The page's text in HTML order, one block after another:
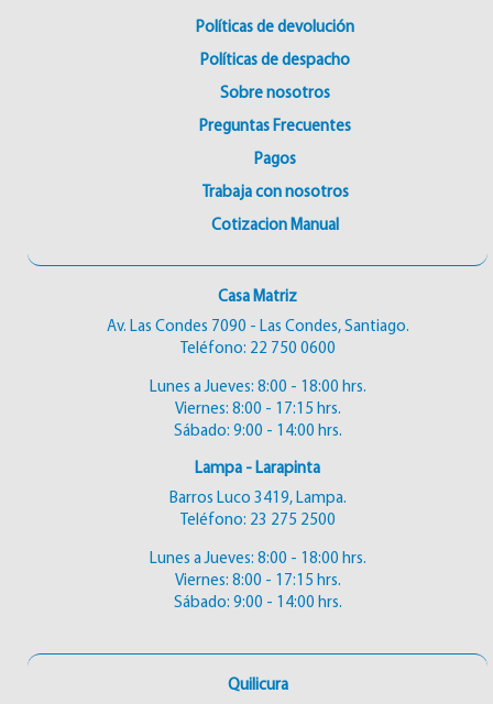
Políticas de devolución
Políticas de despacho
Sobre nosotros
Preguntas Frecuentes
Pagos
Trabaja con nosotros
Cotizacion Manual
Casa Matriz
Av. Las Condes 7090 - Las Condes, Santiago.
Teléfono: 22 750 0600
Lunes a Jueves: 8:00 - 18:00 hrs.
Viernes: 8:00 - 17:15 hrs.
Sábado: 9:00 - 14:00 hrs.
Lampa - Larapinta
Barros Luco 3419, Lampa.
Teléfono: 23 275 2500
Lunes a Jueves: 8:00 - 18:00 hrs.
Viernes: 8:00 - 17:15 hrs.
Sábado: 9:00 - 14:00 hrs.
Quilicura